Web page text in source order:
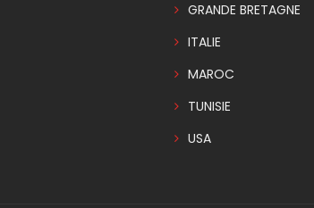
GRANDE BRETAGNE
ITALIE
MAROC
TUNISIE
USA